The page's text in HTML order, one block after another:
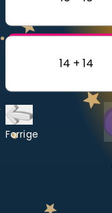
Velg læreplan
Logg inn
14 + 14
Forrige